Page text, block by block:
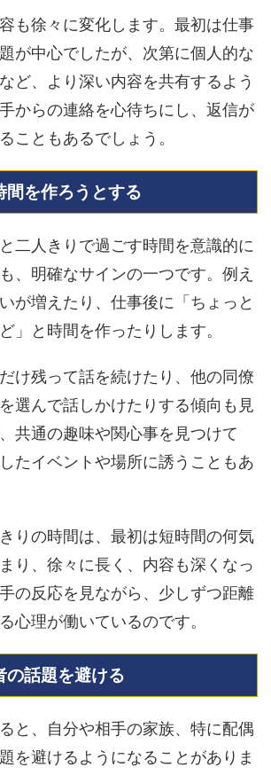
も徐々に変化します。最初は仕事
が中心でしたが、次第に個人的な
ど、より深い内容を共有するよう
からの連絡を心待ちにし、返信が
こともあるでしょう。
間を作ろうとする
二人きりで過ごす時間を意識的に
、明確なサインの一つです。例え
が増えたり、仕事後に「ちょっと
」と時間を作ったりします。
け残って話を続けたり、他の同僚
選んで話しかけたりする傾向も見
共通の趣味や関心事を見つけて
たイベントや場所に誘うこともあ
りの時間は、最初は短時間の何気
り、徐々に長く、内容も深くなっ
の反応を見ながら、少しずつ距離
心理が働いているのです。
の話題を避ける
と、自分や相手の家族、特に配偶
を避けるようになることがありま